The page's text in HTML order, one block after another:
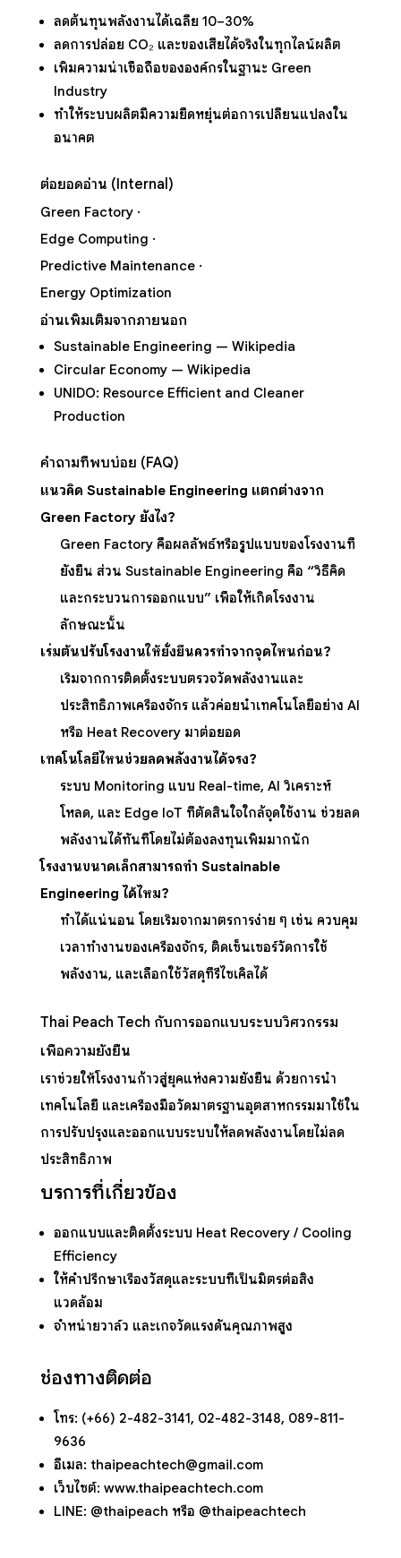
ลดต้นทุนพลังงานได้เฉลี่ย 10–30%
ลดการปล่อย CO₂ และของเสียได้จริงในทุกไลน์ผลิต
เพิ่มความน่าเชื่อถือขององค์กรในฐานะ Green
Industry
ทำให้ระบบผลิตมีความยืดหยุ่นต่อการเปลี่ยนแปลงใน
อนาคต
ต่อยอดอ่าน (Internal)
Green Factory·
Edge Computing ·
Predictive Maintenance·
Energy Optimization
อ่านเพิ่มเติมจากภายนอก
Sustainable Engineering — Wikipedia
Circular Economy — Wikipedia
UNIDO: Resource Efficient and Cleaner
Production
คำถามที่พบบ่อย (FAQ)
แนวคิด Sustainable Engineering แตกต่างจาก
Green Factory ยังไง?
Green Factory คือผลลัพธ์หรือรูปแบบของโรงงานที่
ยั่งยืน ส่วน Sustainable Engineering คือ “วิธีคิด
และกระบวนการออกแบบ” เพื่อให้เกิดโรงงาน
ลักษณะนั้น
เริ่มต้นปรับโรงงานให้ยั่งยืนควรทำจากจุดไหนก่อน?
เริ่มจากการติดตั้งระบบตรวจวัดพลังงานและ
ประสิทธิภาพเครื่องจักร แล้วค่อยนำเทคโนโลยีอย่าง AI
หรือ Heat Recovery มาต่อยอด
เทคโนโลยีไหนช่วยลดพลังงานได้จริง?
ระบบ Monitoring แบบ Real-time, AI วิเคราะห์
โหลด, และ Edge IoT ที่ตัดสินใจใกล้จุดใช้งาน ช่วยลด
พลังงานได้ทันทีโดยไม่ต้องลงทุนเพิ่มมากนัก
โรงงานขนาดเล็กสามารถทำ Sustainable
Engineering ได้ไหม?
ทำได้แน่นอน โดยเริ่มจากมาตรการง่าย ๆ เช่น ควบคุม
เวลาทำงานของเครื่องจักร, ติดเซ็นเซอร์วัดการใช้
พลังงาน, และเลือกใช้วัสดุที่รีไซเคิลได้
Thai Peach Tech กับการออกแบบระบบวิศวกรรม
เพื่อความยั่งยืน
เราช่วยให้โรงงานก้าวสู่ยุคแห่งความยั่งยืน ด้วยการนำ
เทคโนโลยี และเครื่องมือวัดมาตรฐานอุตสาหกรรมมาใช้ใน
การปรับปรุงและออกแบบระบบให้ลดพลังงานโดยไม่ลด
ประสิทธิภาพ
บริการที่เกี่ยวข้อง
ออกแบบและติดตั้งระบบ Heat Recovery / Cooling
Efficiency
ให้คำปรึกษาเรื่องวัสดุและระบบที่เป็นมิตรต่อสิ่ง
แวดล้อม
จำหน่ายวาล์ว และเกจวัดแรงดันคุณภาพสูง
ช่องทางติดต่อ
โทร: (+66) 2-482-3141, 02-482-3148, 089-811-
9636
อีเมล: thaipeachtech@gmail.com
เว็บไซต์: www.thaipeachtech.com
LINE: @thaipeach หรือ @thaipeachtech